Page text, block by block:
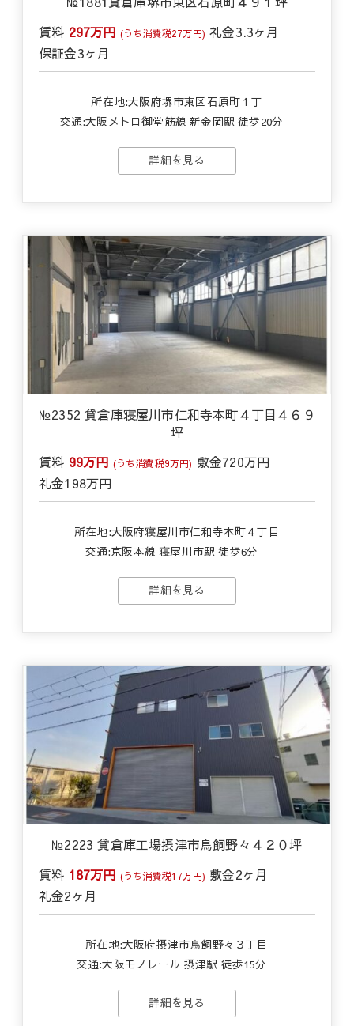
賃料 297万円 (うち消費税27万円) 礼金3.3ヶ月
保証金3ヶ月
所在地:大阪府堺市東区石原町１丁
交通:大阪メトロ御堂筋線 新金岡駅 徒歩20分
詳細を見る
№2352 貸倉庫寝屋川市仁和寺本町４丁目４６９
坪
賃料 99万円 (うち消費税9万円) 敷金720万円
礼金198万円
所在地:大阪府寝屋川市仁和寺本町４丁目
交通:京阪本線 寝屋川市駅 徒歩6分
詳細を見る
№2223 貸倉庫工場摂津市鳥飼野々４２０坪
賃料 187万円 (うち消費税17万円) 敷金2ヶ月
礼金2ヶ月
所在地:大阪府摂津市鳥飼野々３丁目
交通:大阪モノレール 摂津駅 徒歩15分
詳細を見る